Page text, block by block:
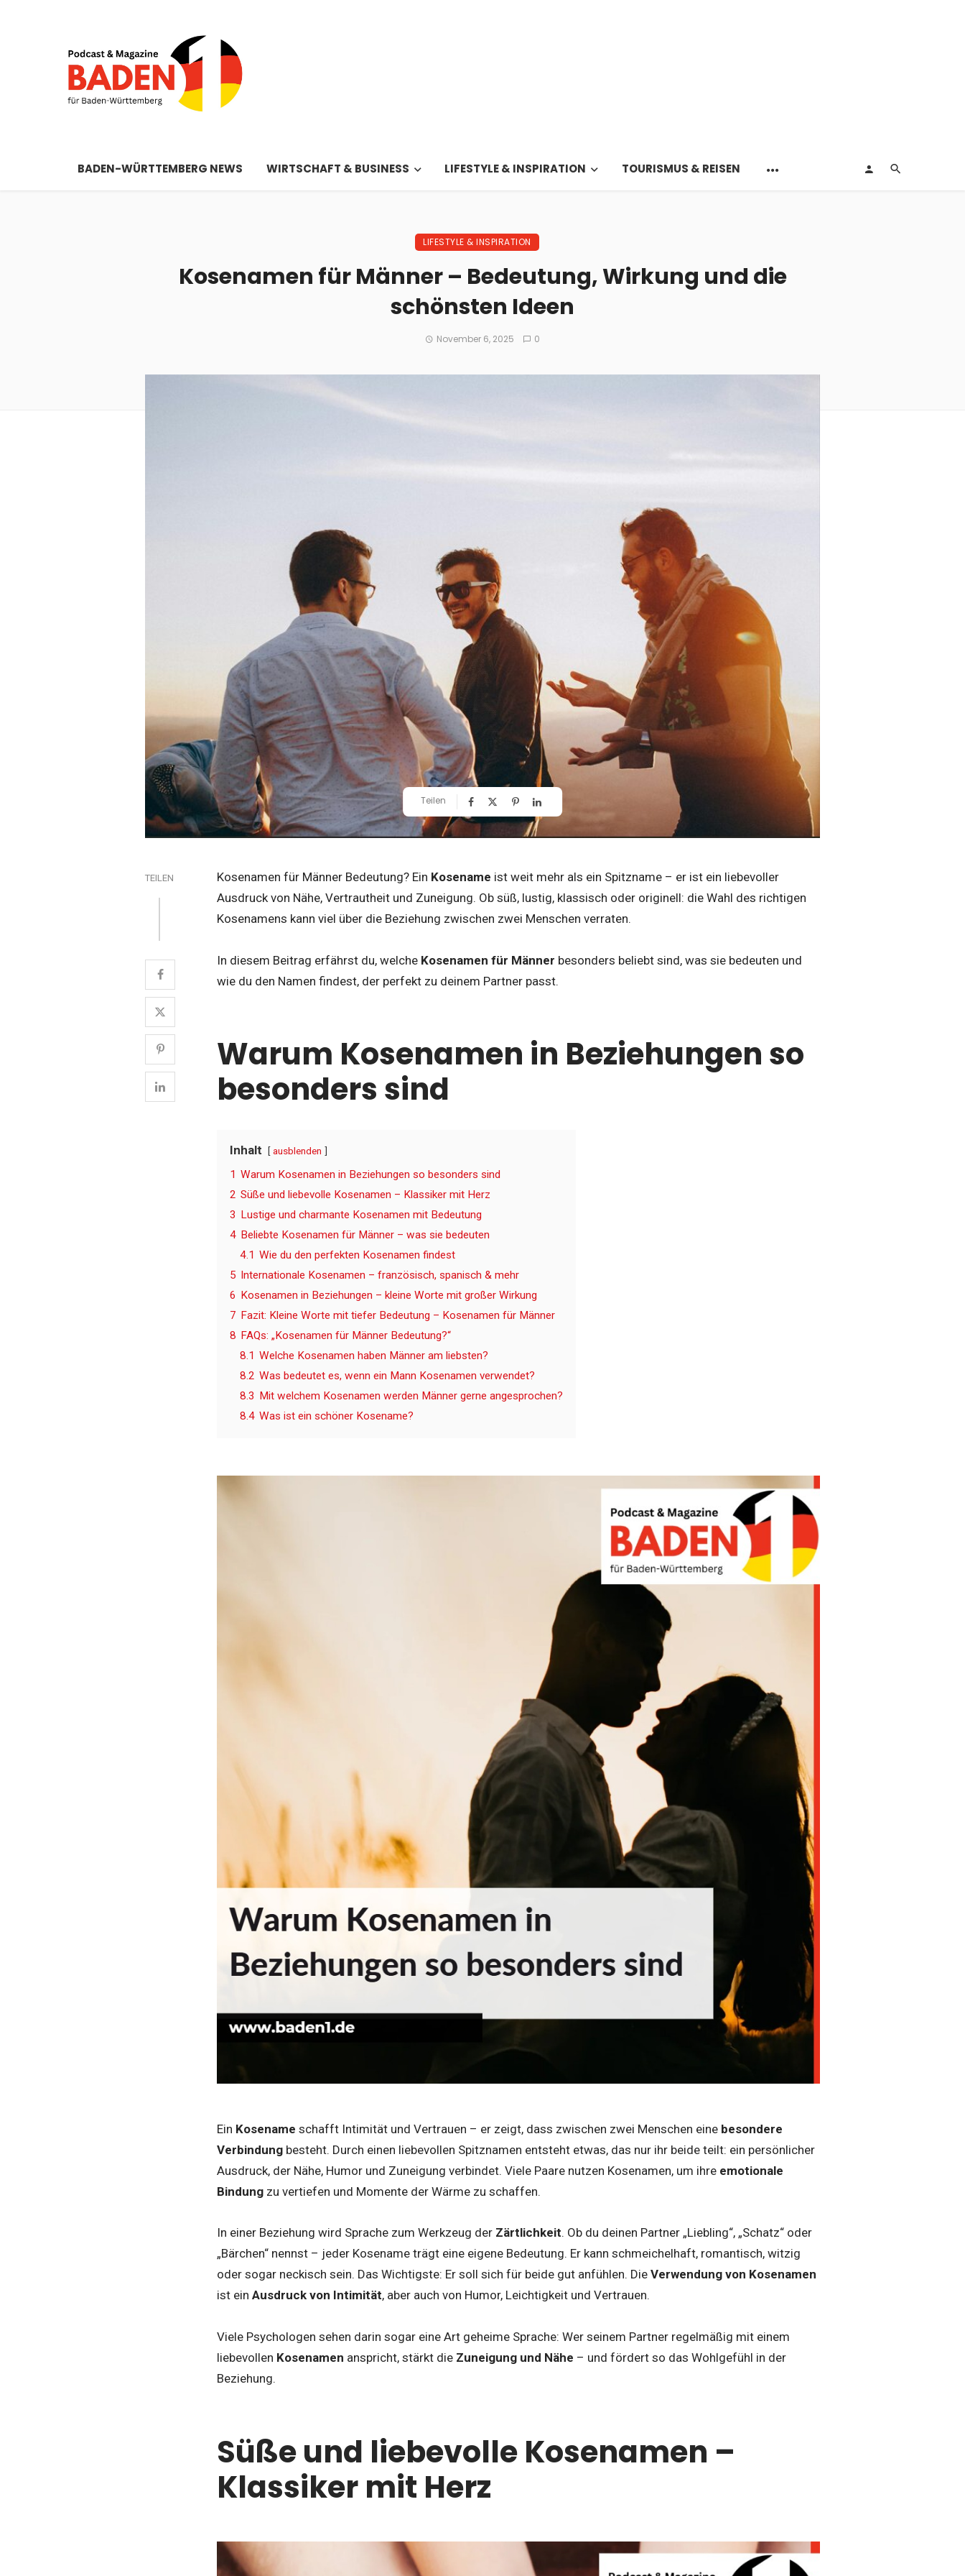
BADEN-WÜRTTEMBERG NEWS WIRTSCHAFT & BUSINESS LIFESTYLE & INSPIRATION TOURISMUS & REISEN
LIFESTYLE & INSPIRATION
Kosenamen für Männer – Bedeutung, Wirkung und die
schönsten Ideen
November 6, 2025 0
Teilen
TEILEN Kosenamen für Männer Bedeutung? Ein Kosename ist weit mehr als ein Spitzname – er ist ein liebevoller
Ausdruck von Nähe, Vertrautheit und Zuneigung. Ob süß, lustig, klassisch oder originell: die Wahl des richtigen
Kosenamens kann viel über die Beziehung zwischen zwei Menschen verraten.
In diesem Beitrag erfährst du, welche Kosenamen für Männer besonders beliebt sind, was sie bedeuten und
wie du den Namen findest, der perfekt zu deinem Partner passt.
Warum Kosenamen in Beziehungen so
besonders sind
Inhalt ausblenden
1 Warum Kosenamen in Beziehungen so besonders sind
2 Süße und liebevolle Kosenamen – Klassiker mit Herz
3
Lustige und charmante Kosenamen mit Bedeutung
4 Beliebte Kosenamen für Männer – was sie bedeuten
4.1 Wie du den perfekten Kosenamen findest
5
Internationale Kosenamen – französisch, spanisch & mehr
6
Kosenamen in Beziehungen – kleine Worte mit großer Wirkung
7 Fazit: Kleine Worte mit tiefer Bedeutung – Kosenamen für Männer
8 FAQs: „Kosenamen für Männer Bedeutung?“
8.1 Welche Kosenamen haben Männer am liebsten?
8.2 Was bedeutet es, wenn ein Mann Kosenamen verwendet?
8.3
Mit welchem Kosenamen werden Männer gerne angesprochen?
8.4 Was ist ein schöner Kosename?
Ein Kosename schafft Intimität und Vertrauen – er zeigt, dass zwischen zwei Menschen eine besondere
Verbindung besteht. Durch einen liebevollen Spitznamen entsteht etwas, das nur ihr beide teilt: ein persönlicher
Ausdruck, der Nähe, Humor und Zuneigung verbindet. Viele Paare nutzen Kosenamen, um ihre emotionale
Bindung zu vertiefen und Momente der Wärme zu schaffen.
In einer Beziehung wird Sprache zum Werkzeug der Zärtlichkeit. Ob du deinen Partner „Liebling“, „Schatz“ oder
„Bärchen“ nennst – jeder Kosename trägt eine eigene Bedeutung. Er kann schmeichelhaft, romantisch, witzig
oder sogar neckisch sein. Das Wichtigste: Er soll sich für beide gut anfühlen. Die Verwendung von Kosenamen
ist ein Ausdruck von Intimität, aber auch von Humor, Leichtigkeit und Vertrauen.
Viele Psychologen sehen darin sogar eine Art geheime Sprache: Wer seinem Partner regelmäßig mit einem
liebevollen Kosenamen anspricht, stärkt die Zuneigung und Nähe – und fördert so das Wohlgefühl in der
Beziehung.
Süße und liebevolle Kosenamen –
Klassiker mit Herz